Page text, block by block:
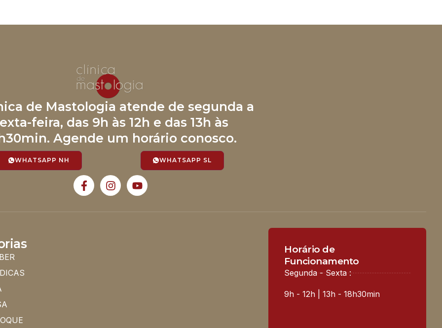
de Mastologia atende de segunda a
feira, das 9h às 12h e das 13h às
Agende um horário conosco.
WHATSAPP NH WHATSAPP SL
Horário de
Funcionamento
Segunda - Sexta :
9h - 12h | 13h - 18h30min